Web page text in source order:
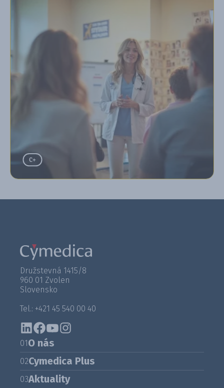
Družstevná 1415/8
960 01 Zvolen
Slovensko
Tel.: +421 45 540 00 40
01O nás
02Cymedica Plus
03Aktuality